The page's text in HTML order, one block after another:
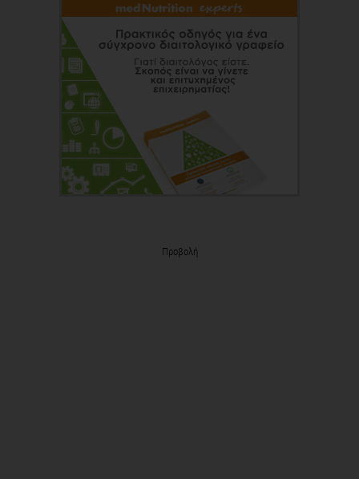
Προβολή